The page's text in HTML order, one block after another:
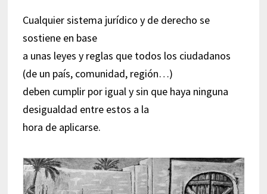
Cualquier sistema jurídico y de derecho se
sostiene en base
a unas leyes y reglas que todos los ciudadanos
(de un país, comunidad, región…)
deben cumplir por igual y sin que haya ninguna
desigualdad entre estos a la
hora de aplicarse.